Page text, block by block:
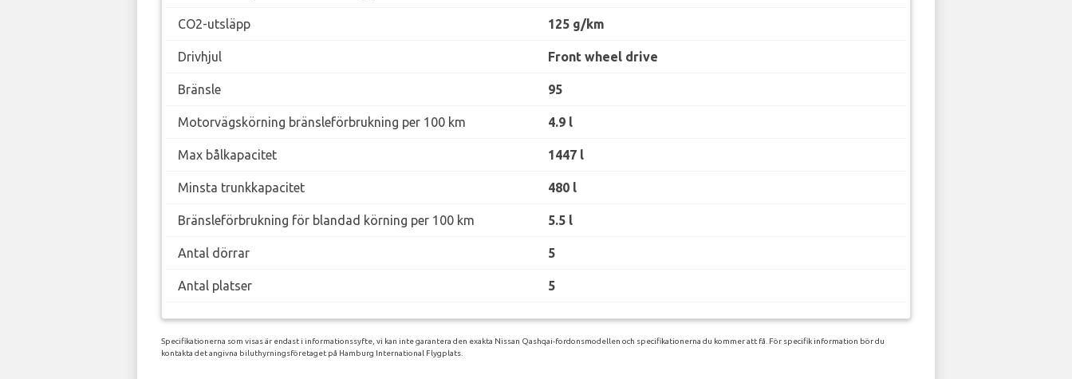
CO2-utsläpp 125 g/km
Drivhjul Front wheel drive
Bränsle 95
Motorvägskörning bränsleförbrukning per 100 km 4.9 l
Max bålkapacitet 1447 l
Minsta trunkkapacitet 480 l
Bränsleförbrukning för blandad körning per 100 km 5.5 l
Antal dörrar 5
Antal platser 5
Specifikationerna som visas är endast i informationssyfte, vi kan inte garantera den exakta Nissan Qashqai-fordonsmodellen och specifikationerna du kommer att få. För specifik information bör du
kontakta det angivna biluthyrningsföretaget på Hamburg International Flygplats.